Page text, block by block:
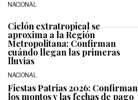
NACIONAL
Ciclón extratropical se
aproxima a la Región
Metropolitana: Confirman
cuándo llegan las primeras
lluvias
NACIONAL
Fiestas Patrias 2026: Confirman
los montos y las fechas de pago